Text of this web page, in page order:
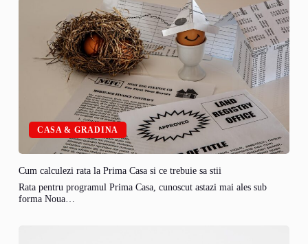
CASA & GRADINA
Cum calculezi rata la Prima Casa si ce trebuie sa stii
Rata pentru programul Prima Casa, cunoscut astazi mai ales sub
forma Noua…